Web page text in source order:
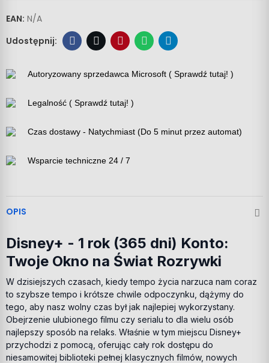
EAN: N/A
Autoryzowany sprzedawca Microsoft ( Sprawdź tutaj! )
Legalność ( Sprawdź tutaj! )
Czas dostawy - Natychmiast (Do 5 minut przez automat)
Wsparcie techniczne 24 / 7
OPIS
Disney+ - 1 rok (365 dni) Konto:
Twoje Okno na Świat Rozrywki
W dzisiejszych czasach, kiedy tempo życia narzuca nam coraz
to szybsze tempo i krótsze chwile odpoczynku, dążymy do
tego, aby nasz wolny czas był jak najlepiej wykorzystany.
Obejrzenie ulubionego filmu czy serialu to dla wielu osób
najlepszy sposób na relaks. Właśnie w tym miejscu Disney+
przychodzi z pomocą, oferując cały rok dostępu do
niesamowitej biblioteki pełnej klasycznych filmów, nowych